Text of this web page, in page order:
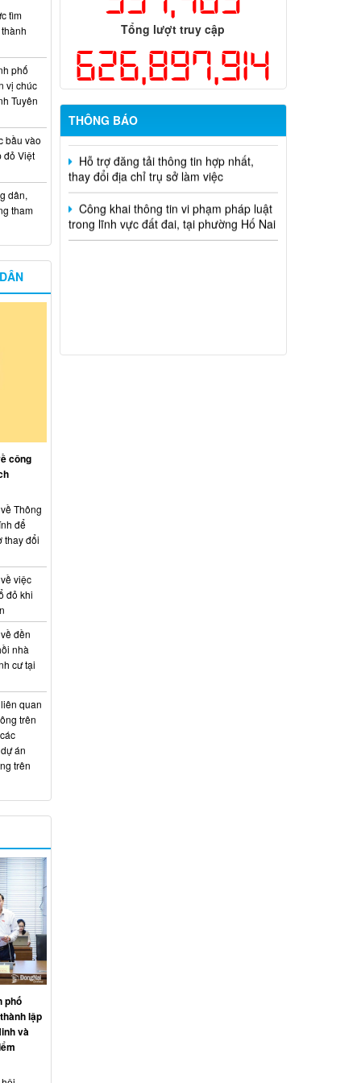
Tổng lượt truy cập
626,897,914
THÔNG BÁO
hiện năm 2026 (đợt 1) lần 3
Kế hoạch Thông tin, tuyên truyền triển
khai Kế hoạch Khám sức khỏe định kỳ
hoặc khám sàng lọc miễn phí ít nhất mỗi
năm một lần cho người dân trên địa bàn
thay đổi địa chỉ trụ sở làm việc
Công khai thông tin vi phạm pháp luật
trong lĩnh vực đất đai, tại phường Hố Nai
tìm
phố
vị chúc
Tuyên
bầu vào
đỏ Việt
dân,
tham
công
Thông
để
thay đổi
việc
đỏ khi
đền
nhà
cư tại
quan
trên
án
trên
phố
lập
và